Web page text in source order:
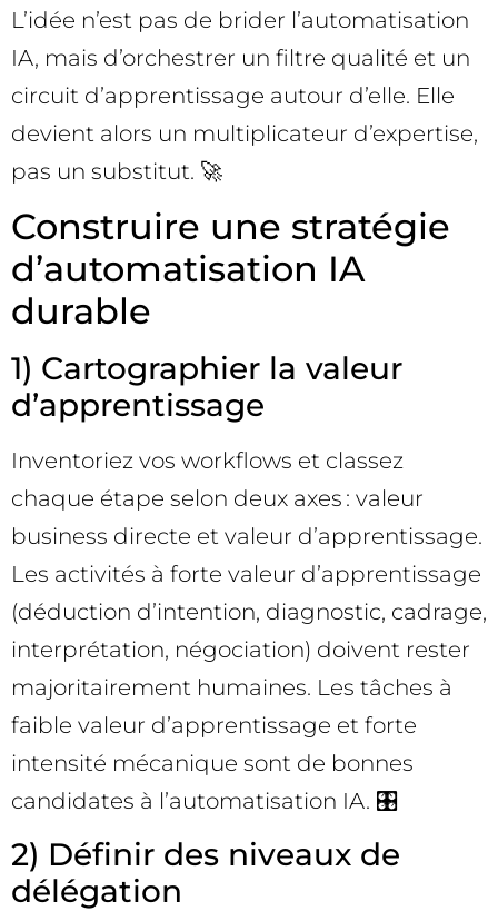
L’idée n’est pas de brider l’automatisation
IA, mais d’orchestrer un filtre qualité et un
circuit d’apprentissage autour d’elle. Elle
devient alors un multiplicateur d’expertise,
pas un substitut. 🚀
Construire une stratégie
d’automatisation IA
durable
1) Cartographier la valeur
d’apprentissage
Inventoriez vos workflows et classez
chaque étape selon deux axes : valeur
business directe et valeur d’apprentissage.
Les activités à forte valeur d’apprentissage
(déduction d’intention, diagnostic, cadrage,
interprétation, négociation) doivent rester
majoritairement humaines. Les tâches à
faible valeur d’apprentissage et forte
intensité mécanique sont de bonnes
candidates à l’automatisation IA. 🎛️
2) Définir des niveaux de
délégation